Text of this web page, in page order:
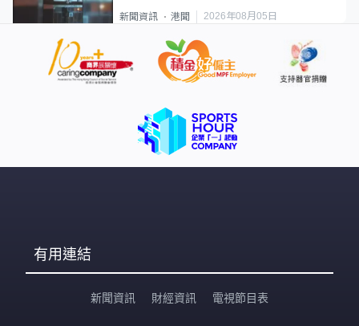
新聞資訊 港聞 2026年08月05日
有用連結
新聞資訊 財經資訊 電視節目表